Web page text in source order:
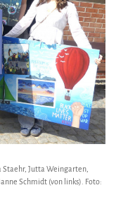
Staehr, Jutta Weingarten,
Schmidt (von links). Foto: